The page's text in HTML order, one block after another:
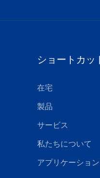
ショートカッ
在宅
製品
サービス
私たちについて
アプリケーション